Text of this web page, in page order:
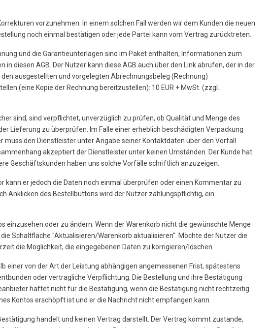
vorzunehmen. In einem solchen Fall werden wir dem Kunden die neuen
noch einmal bestätigen oder jede Partei kann vom Vertrag zurücktreten.
und die Garantieunterlagen sind im Paket enthalten, Informationen zum
diesen AGB. Der Nutzer kann diese AGB auch über den Link abrufen, der in der
ausgestellten und vorgelegten Abrechnungsbeleg (Rechnung)
(eine Kopie der Rechnung bereitzustellen): 10 EUR + MwSt. (zzgl.
sind, sind verpflichtet, unverzüglich zu prüfen, ob Qualität und Menge des
Lieferung zu überprüfen. Im Falle einer erheblich beschädigten Verpackung
den Dienstleister unter Angabe seiner Kontaktdaten über den Vorfall
akzeptiert der Dienstleister unter keinen Umständen. Der Kunde hat
Geschäftskunden haben uns solche Vorfälle schriftlich anzuzeigen.
kann er jedoch die Daten noch einmal überprüfen oder einen Kommentar zu
Anklicken des Bestellbuttons wird der Nutzer zahlungspflichtig, ein
einzusehen oder zu ändern. Wenn der Warenkorb nicht die gewünschte Menge
Schaltfläche "Aktualisieren/Warenkorb aktualisieren". Möchte der Nutzer die
die Möglichkeit, die eingegebenen Daten zu korrigieren/löschen.
einer von der Art der Leistung abhängigen angemessenen Frist, spätestens
oder vertragliche Verpflichtung. Die Bestellung und ihre Bestätigung
haftet nicht für die Bestätigung, wenn die Bestätigung nicht rechtzeitig
Kontos erschöpft ist und er die Nachricht nicht empfangen kann.
handelt und keinen Vertrag darstellt. Der Vertrag kommt zustande,